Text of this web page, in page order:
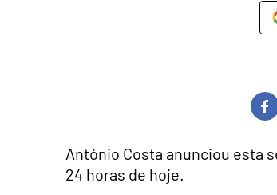
António Costa anunciou esta
24 horas de hoje.